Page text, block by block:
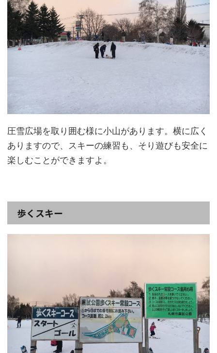
圧雪広場を取り囲む様に小山があります。横に広く
ありますので、スキーの練習も、そり遊びも安全に
楽しむことができますよ。
歩くスキー